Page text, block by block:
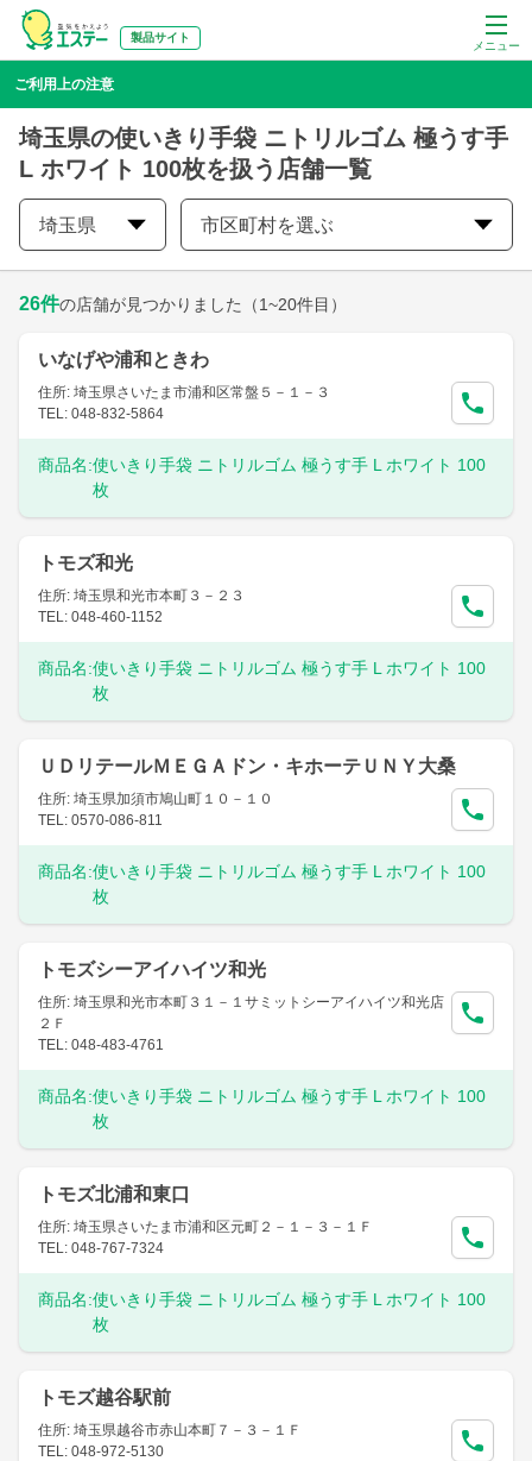
メニュー
製品サイト
ご利用上の注意
埼玉県の使いきり手袋 ニトリルゴム 極うす手
L ホワイト 100枚を扱う店舗一覧
埼玉県 市区町村を選ぶ
26件の店舗が見つかりました （1~20件目）
いなげや浦和ときわ
住所: 埼玉県さいたま市浦和区常盤５－１－３
TEL: 048-832-5864
商品名:使いきり手袋 ニトリルゴム 極うす手 L ホワイト 100
枚
トモズ和光
住所: 埼玉県和光市本町３－２３
TEL: 048-460-1152
商品名:使いきり手袋 ニトリルゴム 極うす手 L ホワイト 100
枚
ＵＤリテールＭＥＧＡドン・キホーテＵＮＹ大桑
住所: 埼玉県加須市鳩山町１０－１０
TEL: 0570-086-811
商品名:使いきり手袋 ニトリルゴム 極うす手 L ホワイト 100
枚
トモズシーアイハイツ和光
住所: 埼玉県和光市本町３１－１サミットシーアイハイツ和光店
２Ｆ
TEL: 048-483-4761
商品名:使いきり手袋 ニトリルゴム 極うす手 L ホワイト 100
枚
トモズ北浦和東口
住所: 埼玉県さいたま市浦和区元町２－１－３－１Ｆ
TEL: 048-767-7324
商品名:使いきり手袋 ニトリルゴム 極うす手 L ホワイト 100
枚
トモズ越谷駅前
住所: 埼玉県越谷市赤山本町７－３－１Ｆ
TEL: 048-972-5130